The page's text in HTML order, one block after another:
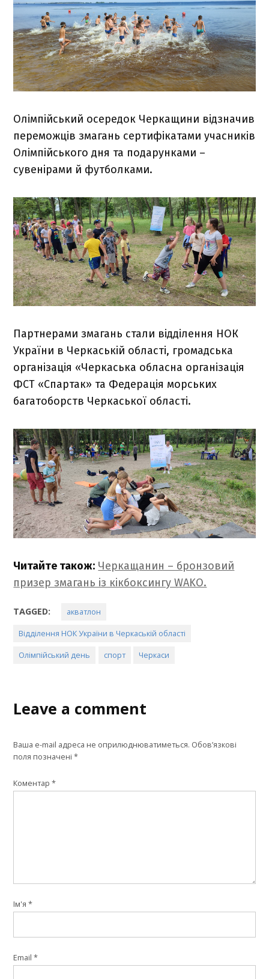
Олімпійський осередок Черкащини відзначив
переможців змагань сертифікатами учасників
Олімпійського дня та подарунками –
сувенірами й футболками.
Партнерами змагань стали відділення НОК
України в Черкаській області, громадська
організація «Черкаська обласна організація
ФСТ «Спартак» та Федерація морських
багатоборств Черкаської області.
Читайте також: Черкащанин – бронзовий
призер змагань із кікбоксингу WAKO.
TAGGED: акватлон
Відділення НОК України в Черкаській області
Олімпійський день спорт Черкаси
Leave a comment
Ваша e-mail адреса не оприлюднюватиметься. Обов’язкові
поля позначені*
Коментар*
Ім'я*
Email*